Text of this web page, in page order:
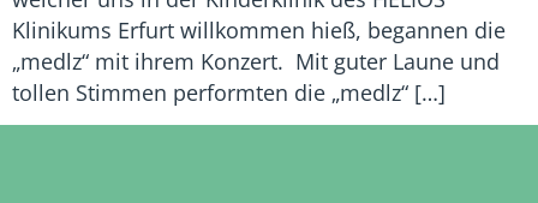
Klinikums Erfurt willkommen hieß, begannen die
„medlz“ mit ihrem Konzert. Mit guter Laune und
tollen Stimmen performten die „medlz“ […]